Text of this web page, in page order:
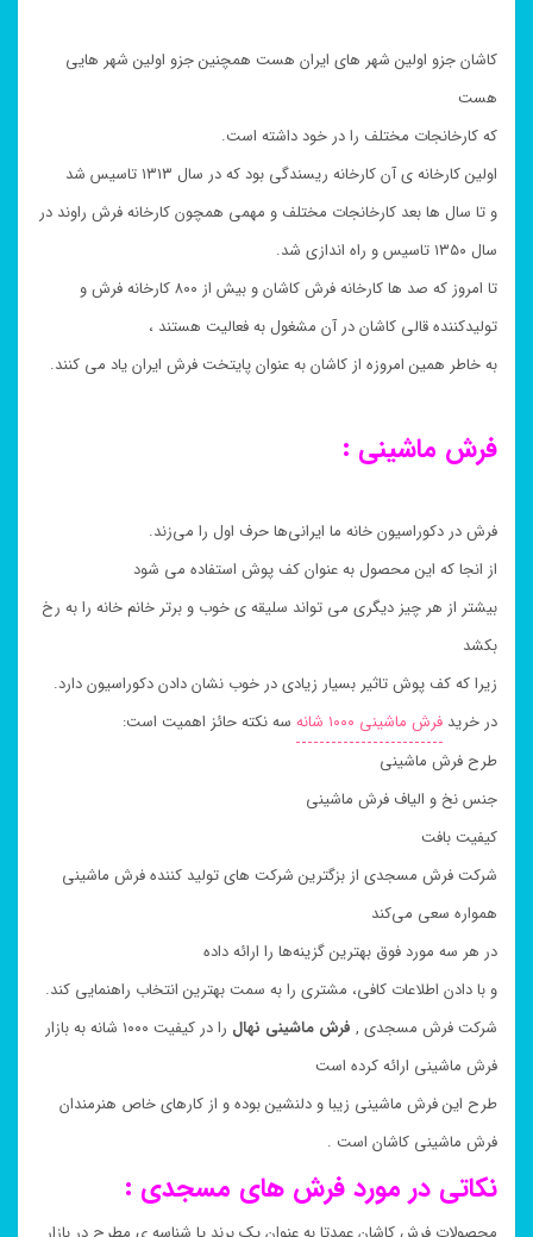
کاشان جزو اولین شهر های ایران هست همچنین جزو اولین شهر هایی
هست
که کارخانجات مختلف را در خود داشته است.
اولین کارخانه ی آن کارخانه ریسندگی بود که در سال ۱۳۱۳ تاسیس شد
و تا سال ها بعد کارخانجات مختلف و مهمی همچون کارخانه فرش راوند در
سال ۱۳۵۰ تاسیس و راه اندازی شد.
تا امروز که صد ها کارخانه فرش کاشان و بیش از ۸۰۰ کارخانه فرش و
تولیدکننده قالی کاشان در آن مشغول به فعالیت هستند ،
به خاطر همین امروزه از کاشان به عنوان پایتخت فرش ایران یاد می کنند.
فرش ماشینی :
فرش در دکوراسیون خانه ما ایرانی‌ها حرف اول را می‌زند.
از انجا که این محصول به عنوان کف پوش استفاده می شود
بیشتر از هر چیز دیگری می تواند سلیقه ی خوب و برتر خانم خانه را به رخ
بکشد
زیرا که کف پوش تاثیر بسیار زیادی در خوب نشان دادن دکوراسیون دارد.
در خرید فرش ماشینی ۱۰۰۰ شانه
سه نکته حائز اهمیت است:
طرح فرش ماشینی
جنس نخ و الیاف فرش ماشینی
کیفیت بافت
شرکت فرش مسجدی از بزگترین شرکت های تولید کننده فرش ماشینی
همواره سعی می‌کند
در هر سه مورد فوق بهترین گزینه‌ها را ارائه داده
و با دادن اطلاعات کافی، مشتری را به سمت بهترین انتخاب راهنمایی کند.
شرکت فرش مسجدی , فرش ماشینی نهال
را در کیفیت ۱۰۰۰ شانه به بازار
فرش ماشینی ارائه کرده است
طرح این فرش ماشینی زیبا و دلنشین بوده و از کارهای خاص هنرمندان
فرش ماشینی کاشان است .
نکاتی در مورد فرش های مسجدی :